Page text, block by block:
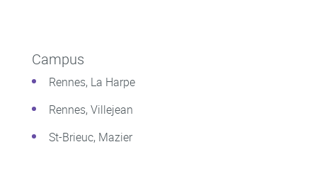
Campus
Rennes, La Harpe
Rennes, Villejean
St-Brieuc, Mazier